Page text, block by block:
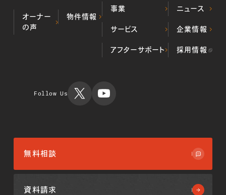
オーナー
の声
物件情報
事業
デベロッパー事業
プロパティマネジメ
サービス
ALL顔認証マン
アフターサポート
ニュース
企業情報
当社の歩み
採用情報
Follow Us
無料相談
資料請求